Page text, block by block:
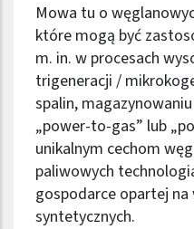
Mowa tu o
które mogą być
m. in. w procesach
trigeneracji /
spalin,
„power-to-gas” lub
unikalnym cechom
paliwowych
gospodarce opartej
syntetycznych.